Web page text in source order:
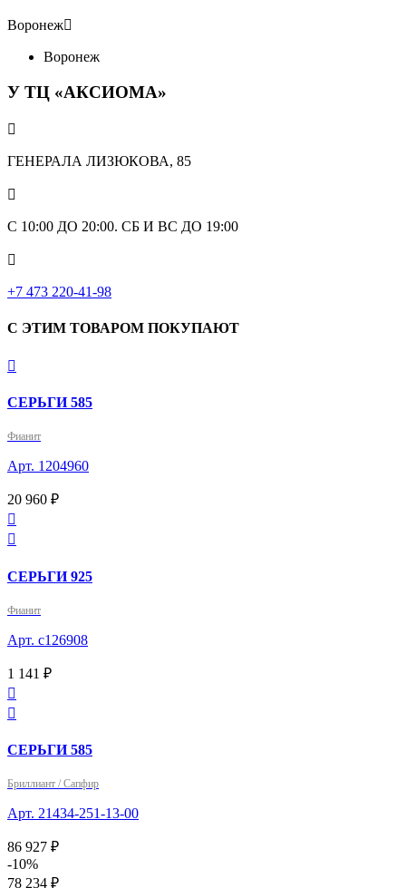
Воронеж
Воронеж
У ТЦ «АКСИОМА»

ГЕНЕРАЛА ЛИЗЮКОВА, 85

С 10:00 ДО 20:00. СБ И ВС ДО 19:00

+7 473 220-41-98
С ЭТИМ ТОВАРОМ ПОКУПАЮТ

СЕРЬГИ 585
Фианит
Арт. 1204960
20 960 ₽


СЕРЬГИ 925
Фианит
Арт. с126908
1 141 ₽


СЕРЬГИ 585
Бриллиант / Сапфир
Арт. 21434-251-13-00
86 927 ₽
-10%
78 234 ₽